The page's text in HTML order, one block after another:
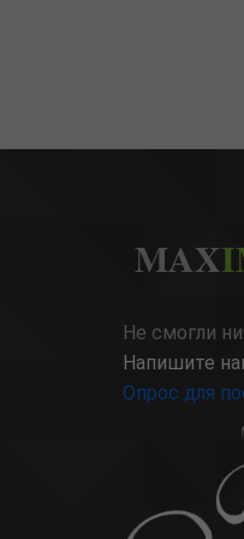
MAX
Не смогли
Напишите
Опрос для